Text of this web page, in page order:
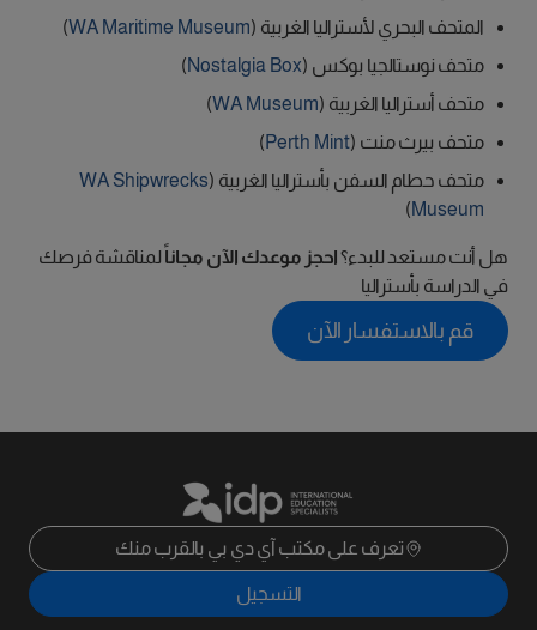
المتحف البحري لأستراليا الغربية (WA Maritime Museum
)
متحف نوستالجيا بوكس (Nostalgia Box
)
متحف أستراليا الغربية (WA Museum
)
متحف بيرث منت (Perth Mint
)
متحف حطام السفن بأستراليا الغربية (WA Shipwrecks
Museum
)
هل أنت مستعد للبدء؟احجز موعدك الآن مجاناً لمناقشة فرصك
في الدراسة بأستراليا
قم بالاستفسار الآن
تعرف على مكتب آي دي بي بالقرب منك
التسجيل